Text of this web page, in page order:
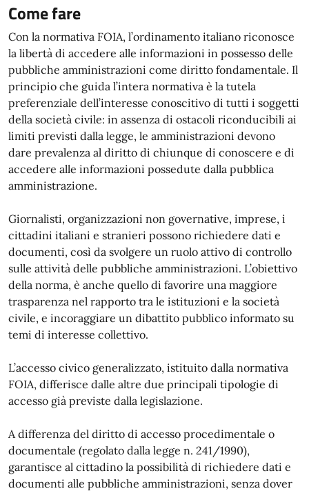
Come fare
Con la normativa FOIA, l’ordinamento italiano riconosce
la libertà di accedere alle informazioni in possesso delle
pubbliche amministrazioni come diritto fondamentale. Il
principio che guida l’intera normativa è la tutela
preferenziale dell’interesse conoscitivo di tutti i soggetti
della società civile: in assenza di ostacoli riconducibili ai
limiti previsti dalla legge, le amministrazioni devono
dare prevalenza al diritto di chiunque di conoscere e di
accedere alle informazioni possedute dalla pubblica
amministrazione.
Giornalisti, organizzazioni non governative, imprese, i
cittadini italiani e stranieri possono richiedere dati e
documenti, così da svolgere un ruolo attivo di controllo
sulle attività delle pubbliche amministrazioni. L’obiettivo
della norma, è anche quello di favorire una maggiore
trasparenza nel rapporto tra le istituzioni e la società
civile, e incoraggiare un dibattito pubblico informato su
temi di interesse collettivo.
L’accesso civico generalizzato, istituito dalla normativa
FOIA, differisce dalle altre due principali tipologie di
accesso già previste dalla legislazione.
A differenza del diritto di accesso procedimentale o
documentale (regolato dalla legge n. 241/1990),
garantisce al cittadino la possibilità di richiedere dati e
documenti alle pubbliche amministrazioni, senza dover